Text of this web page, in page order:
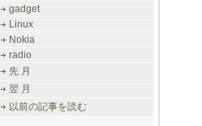
gadget
Linux
Nokia
radio
先 月
翌 月
以前の記事を読む